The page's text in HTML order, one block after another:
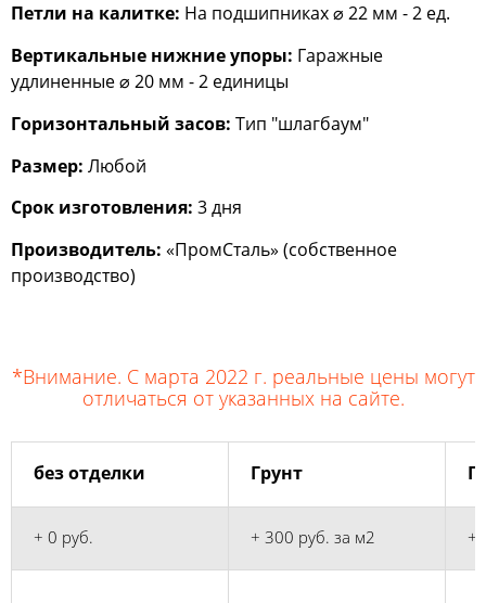
Петли на калитке: На подшипниках ⌀ 22 мм - 2 ед.
Вертикальные нижние упоры: Гаражные
удлиненные ⌀ 20 мм - 2 единицы
Горизонтальный засов: Тип "шлагбаум"
Размер: Любой
Срок изготовления: 3 дня
Производитель: «ПромСталь» (собственное
производство)
*Внимание. С марта 2022 г. реальные цены могут
отличаться от указанных на сайте.
без отделки Грунт
+ 0 руб. + 300 руб. за м2 +